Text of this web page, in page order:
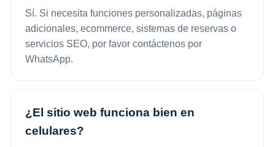
Sí. Si necesita funciones personalizadas, páginas
adicionales, ecommerce, sistemas de reservas o
servicios SEO, por favor contáctenos por
WhatsApp.
¿El sitio web funciona bien en
celulares?